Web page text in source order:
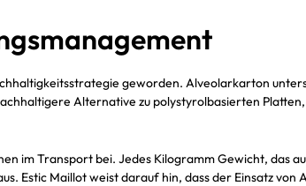
geworden. Alveolarkarton
Alternative zu polystyrolbasierten
im Transport bei. Jedes Kilogramm Gewicht, das
Estic Maillot weist darauf hin, dass der Einsatz von